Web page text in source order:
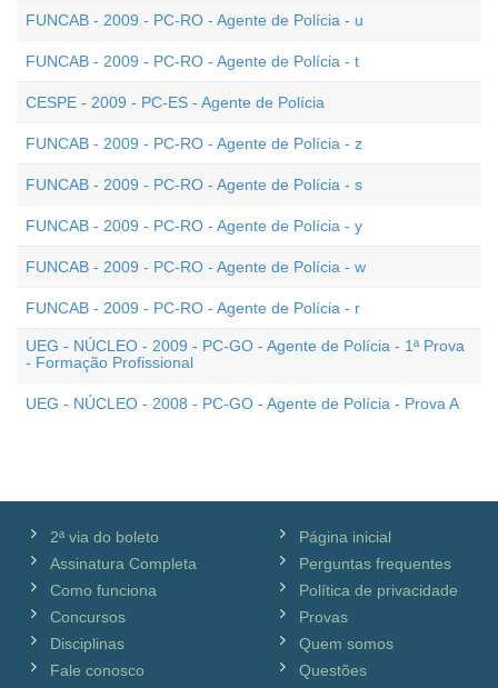
FUNCAB - 2009 - PC-RO - Agente de Polícia - u
FUNCAB - 2009 - PC-RO - Agente de Polícia - t
CESPE - 2009 - PC-ES - Agente de Polícia
FUNCAB - 2009 - PC-RO - Agente de Polícia - z
FUNCAB - 2009 - PC-RO - Agente de Polícia - s
FUNCAB - 2009 - PC-RO - Agente de Polícia - y
FUNCAB - 2009 - PC-RO - Agente de Polícia - w
FUNCAB - 2009 - PC-RO - Agente de Polícia - r
UEG - NÚCLEO - 2009 - PC-GO - Agente de Polícia - 1ª Prova
- Formação Profissional
UEG - NÚCLEO - 2008 - PC-GO - Agente de Polícia - Prova A
2ª via do boleto
Assinatura Completa
Como funciona
Concursos
Disciplinas
Fale conosco
Página inicial
Perguntas frequentes
Política de privacidade
Provas
Quem somos
Questões